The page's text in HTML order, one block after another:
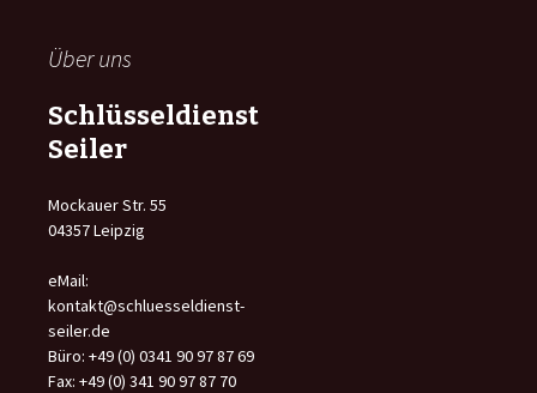
Über uns
Schlüsseldienst
Seiler
Mockauer Str. 55
04357 Leipzig
eMail:
kontakt@schluesseldienst-
seiler.de
Büro: +49 (0) 0341 90 97 87 69
Fax: +49 (0) 341 90 97 87 70